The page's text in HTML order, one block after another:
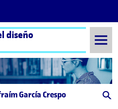
diseño
García Crespo